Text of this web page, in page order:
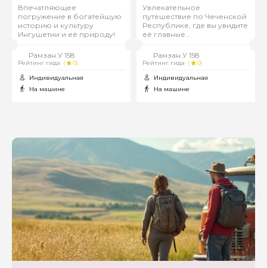
Впечатляющее
погружение в богатейшую
историю и культуру
Ингушетии и её природу!
Рамзан.У 158
Рейтинг гида (
0)
Индивидуальная
На машине
Увлекательное
путешествие по Чеченской
Республике, где вы увидите
её главные
Рамзан.У 158
Рейтинг гида (
0)
Индивидуальная
На машине